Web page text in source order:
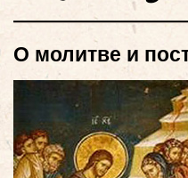
О молитве и